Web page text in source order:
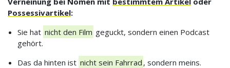
Possessivartikel:
Sie hat nicht den Film geguckt, sondern einen Podcast
gehört.
Das da hinten ist nicht sein Fahrrad , sondern meins.